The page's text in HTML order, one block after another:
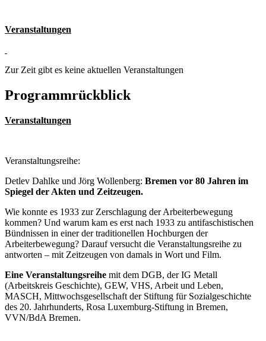
Veranstaltungen
Zur Zeit gibt es keine aktuellen Veranstaltungen
Programmrückblick
Veranstaltungen
Veranstaltungsreihe:
Detlev Dahlke und Jörg Wollenberg: Bremen vor 80 Jahren im
Spiegel der Akten und Zeitzeugen.
Wie konnte es 1933 zur Zerschlagung der Arbeiterbewegung
kommen? Und warum kam es erst nach 1933 zu antifaschistischen
Bündnissen in einer der traditionellen Hochburgen der
Arbeiterbewegung? Darauf versucht die Veranstaltungsreihe zu
antworten – mit Zeitzeugen von damals in Wort und Film.
Eine Veranstaltungsreihe mit dem DGB, der IG Metall
(Arbeitskreis Geschichte), GEW, VHS, Arbeit und Leben,
MASCH, Mittwochsgesellschaft der Stiftung für Sozialgeschichte
des 20. Jahrhunderts, Rosa Luxemburg-Stiftung in Bremen,
VVN/BdA Bremen.